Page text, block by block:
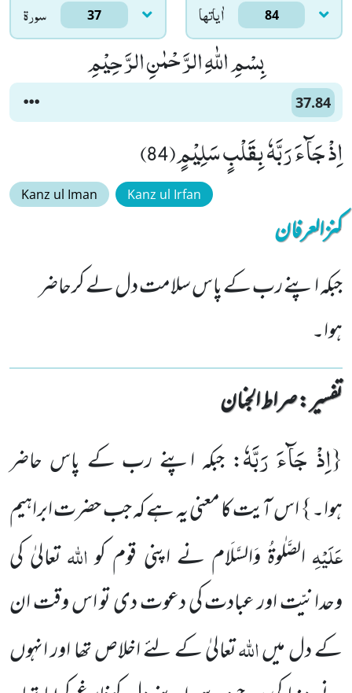
سورۃ 37 اٰياتها 84
بِسْمِ اللّٰهِ الرَّحْمٰنِ الرَّحِیْمِ
37.84
اِذْ جَآءَ رَبَّهٗ بِقَلْبٍ سَلِیْمٍ(84)
Kanz ul Iman Kanz ul Irfan
کنزالعرفان
جبکہ اپنے رب کے پاس سلامت دل لے کرحاضر
ہوا۔
تفسیر : ‎صراط الجنان
{اِذْ جَآءَ رَبَّهٗ: جبکہ اپنے رب کے پاس حاضر
ہوا۔}اس آیت کا معنی یہ ہے کہ جب حضرت ابراہیم
عَلَیْہِالصَّلٰوۃُوَالسَّلَام نے اپنی قوم کواللہتعالیٰ کی
وحدانیّت اور عبادت کی دعوت دی تو اس وقت ان
کے دل میںاللہتعالیٰ کے لئے اخلاص تھا اور انہوں